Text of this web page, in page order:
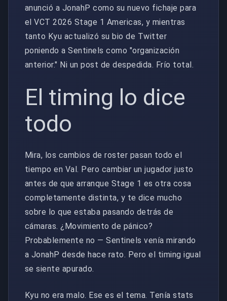
anunció a JonahP como su nuevo fichaje para
el VCT 2026 Stage 1 Americas, y mientras
tanto Kyu actualizó su bio de Twitter
poniendo a Sentinels como "organización
anterior." Ni un post de despedida. Frío total.
El timing lo dice
todo
Mira, los cambios de roster pasan todo el
tiempo en Val. Pero cambiar un jugador justo
antes de que arranque Stage 1 es otra cosa
completamente distinta, y te dice mucho
sobre lo que estaba pasando detrás de
cámaras. ¿Movimiento de pánico?
Probablemente no — Sentinels venía mirando
a JonahP desde hace rato. Pero el timing igual
se siente apurado.
Kyu no era malo. Ese es el tema. Tenía stats